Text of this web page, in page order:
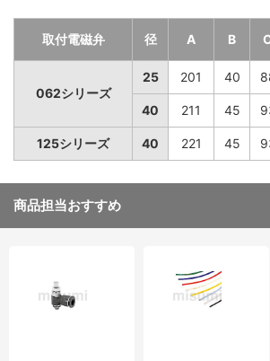
取付電磁弁 径 A B
062シリーズ
25 201 40
40 211 45
125シリーズ 40 221 45
商品担当おすすめ